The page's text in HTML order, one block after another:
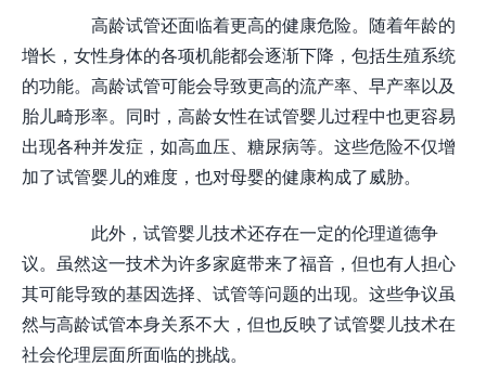
高龄试管还面临着更高的健康危险。随着年龄的
增长，女性身体的各项机能都会逐渐下降，包括生殖系统
的功能。高龄试管可能会导致更高的流产率、早产率以及
胎儿畸形率。同时，高龄女性在试管婴儿过程中也更容易
出现各种并发症，如高血压、糖尿病等。这些危险不仅增
加了试管婴儿的难度，也对母婴的健康构成了威胁。
此外，试管婴儿技术还存在一定的伦理道德争
议。虽然这一技术为许多家庭带来了福音，但也有人担心
其可能导致的基因选择、试管等问题的出现。这些争议虽
然与高龄试管本身关系不大，但也反映了试管婴儿技术在
社会伦理层面所面临的挑战。